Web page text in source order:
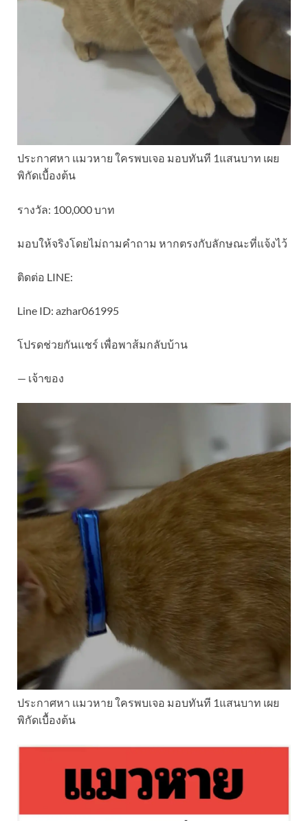
ประกาศหา แมวหาย ใครพบเจอ มอบทันที 1แสนบาท เผย
พิกัดเบื้องต้น
รางวัล: 100,000 บาท
มอบให้จริงโดยไม่ถามคำถาม หากตรงกับลักษณะที่แจ้งไว้
ติดต่อ LINE:
Line ID: azhar061995
โปรดช่วยกันแชร์ เพื่อพาส้มกลับบ้าน
— เจ้าของ
ประกาศหา แมวหาย ใครพบเจอ มอบทันที 1แสนบาท เผย
พิกัดเบื้องต้น